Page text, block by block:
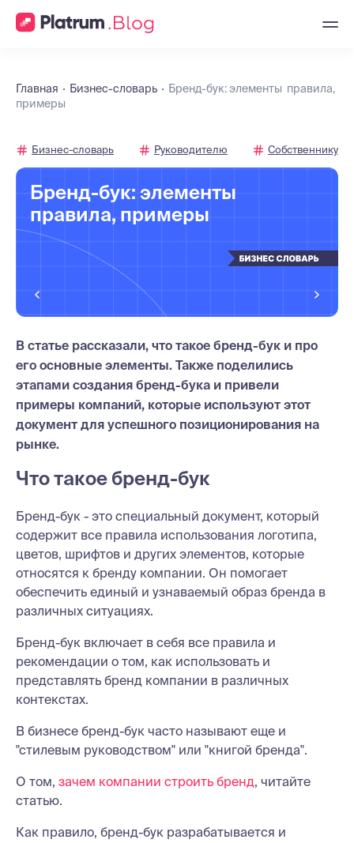
Главная Бизнес-словарь
Бренд-бук: элементы правила,
примеры
Бизнес-словарь Руководителю Собственнику
Бренд-бук: элементы
правила, примеры
В статье рассказали, что такое бренд-бук и про
его основные элементы. Также поделились
этапами создания бренд-бука и привели
примеры компаний, которые используют этот
документ для успешного позиционирования на
рынке.
Что такое бренд-бук
Бренд-бук - это специальный документ, который
содержит все правила использования логотипа,
цветов, шрифтов и других элементов, которые
относятся к бренду компании. Он помогает
обеспечить единый и узнаваемый образ бренда в
различных ситуациях.
Бренд-бук включает в себя все правила и
рекомендации о том, как использовать и
представлять бренд компании в различных
контекстах.
В бизнесе бренд-бук часто называют еще и
"стилевым руководством" или "книгой бренда".
О том, зачем компании строить бренд, читайте
статью.
Как правило, бренд-бук разрабатывается и